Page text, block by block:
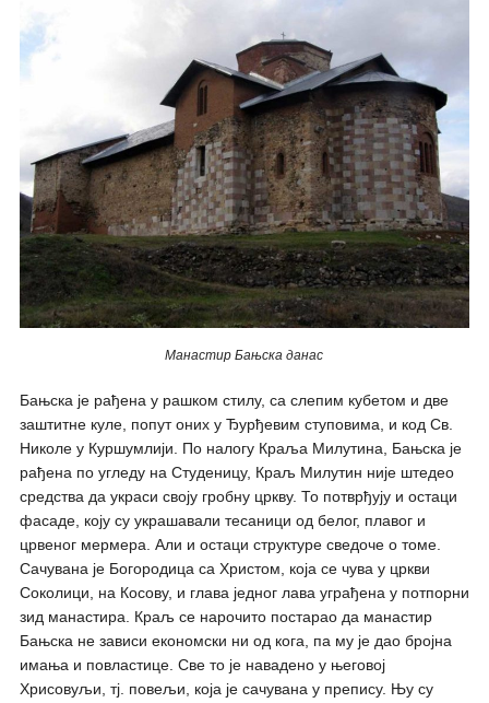
Манастир Бањска данас
Бањска је рађена у рашком стилу, са слепим кубетом и две
заштитне куле, попут оних у Ђурђевим ступовима, и код Св.
Николе у Куршумлији. По налогу Краља Милутина, Бањска је
рађена по угледу на Студеницу, Краљ Милутин није штедео
средства да украси своју гробну цркву. То потврђују и остаци
фасаде, коју су украшавали тесаници од белог, плавог и
црвеног мермера. Али и остаци структуре сведоче о томе.
Сачувана је Богородица са Христом, која се чува у цркви
Соколици, на Косову, и глава једног лава уграђена у потпорни
зид манастира. Краљ се нарочито постарао да манастир
Бањска не зависи економски ни од кога, па му је дао бројна
имања и повластице. Све то је навадено у његовој
Хрисовуљи, тј. повељи, која је сачувана у препису. Њу су